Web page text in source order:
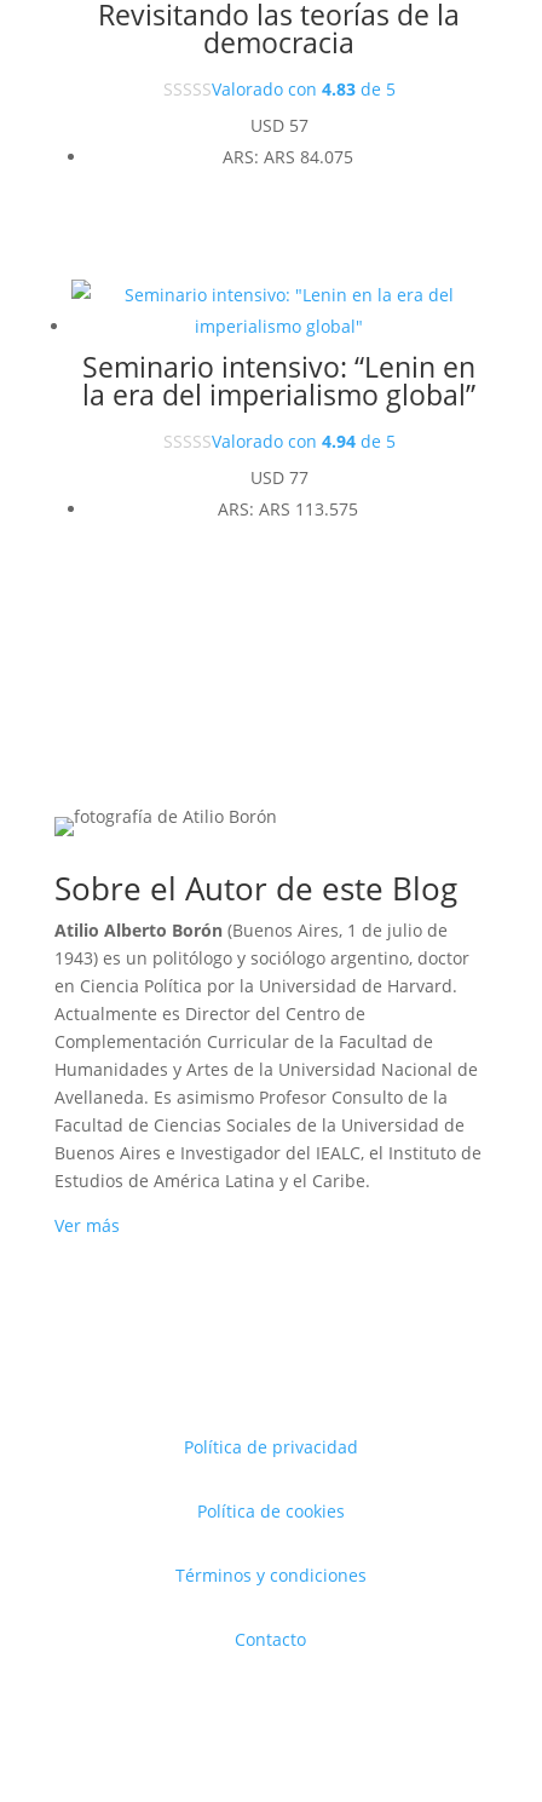
Revisitando las teorías de la
democracia
Valorado con 4.83de 5
USD57
ARS: ARS 84.075
Seminario intensivo: “Lenin en
la era del imperialismo global”
Valorado con 4.94de 5
USD77
ARS: ARS 113.575
Sobre el Autor de este Blog
Atilio Alberto Borón(Buenos Aires, 1 de julio de
1943) es un politólogo y sociólogo argentino, doctor
en Ciencia Política por la Universidad de Harvard.
Actualmente es Director del Centro de
Complementación Curricular de la Facultad de
Humanidades y Artes de la Universidad Nacional de
Avellaneda. Es asimismo Profesor Consulto de la
Facultad de Ciencias Sociales de la Universidad de
Buenos Aires e Investigador del IEALC, el Instituto de
Estudios de América Latina y el Caribe.
Ver más
Política de privacidad
Política de cookies
Términos y condiciones
Contacto